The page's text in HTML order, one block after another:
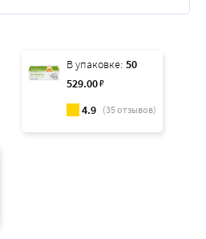
В упаковке: 50
529.00₽
4.9 (35отзывов)